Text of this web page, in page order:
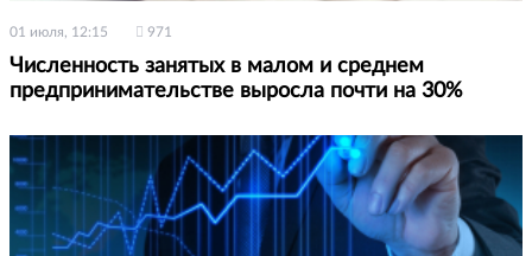
01 июля, 12:15 971
Численность занятых в малом и среднем
предпринимательстве выросла почти на 30%